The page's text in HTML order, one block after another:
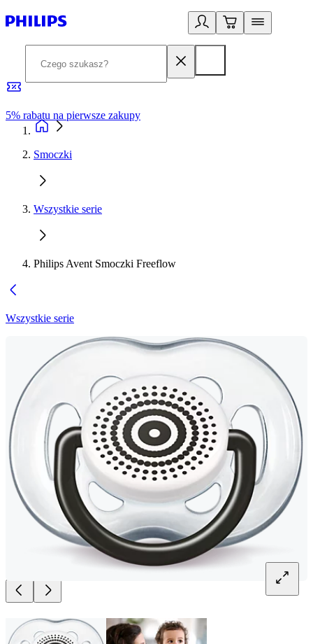
5% rabatu na pierwsze zakupy
Smoczki
Wszystkie serie
Philips Avent Smoczki Freeflow
Wszystkie serie